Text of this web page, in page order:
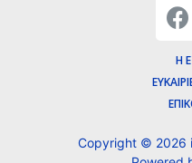
Η
Copyright © 2026